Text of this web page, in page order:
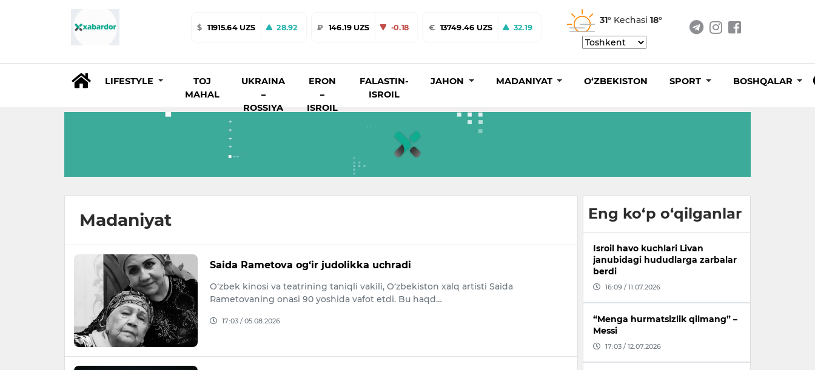
$ 11915.64 UZS 28.92 ₽ 146.19 UZS -0.18 € 13749.46 UZS 32.19
31° Kechasi 18°
LIFESTYLE
TOJ
MAHAL
UKRAINA
–
ROSSIYA
ERON
–
ISROIL
FALASTIN-
ISROIL
JAHON MADANIYAT O‘ZBEKISTON SPORT BOSHQALAR
Madaniyat
Saida Rametova og‘ir judolikka uchradi
O‘zbek kinosi va teatrining taniqli vakili, O‘zbekiston xalq artisti Saida
Rametovaning onasi 90 yoshida vafot etdi. Bu haqd…
17:03 / 05.08.2026
Eng ko‘p o‘qilganlar
Isroil havo kuchlari Livan
janubidagi hududlarga zarbalar
berdi
16:09 / 11.07.2026
“Menga hurmatsizlik qilmang” –
Messi
17:03 / 12.07.2026